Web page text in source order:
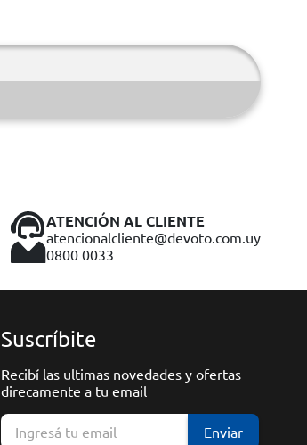
ATENCIÓN AL CLIENTE
atencionalcliente@devoto.com.uy
0800 0033
Suscríbite
Recibí las ultimas novedades y ofertas
direcamente a tu email
Enviar